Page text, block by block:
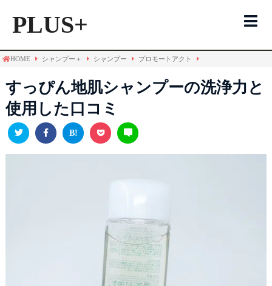
PLUS+
シャンプーTOP
洗浄力一覧表
ＰＬＵＳ＋について
HOME シャンプー＋ シャンプー プロモートアクト
すっぴん地肌シャンプーの洗浄力と
使用した口コミ